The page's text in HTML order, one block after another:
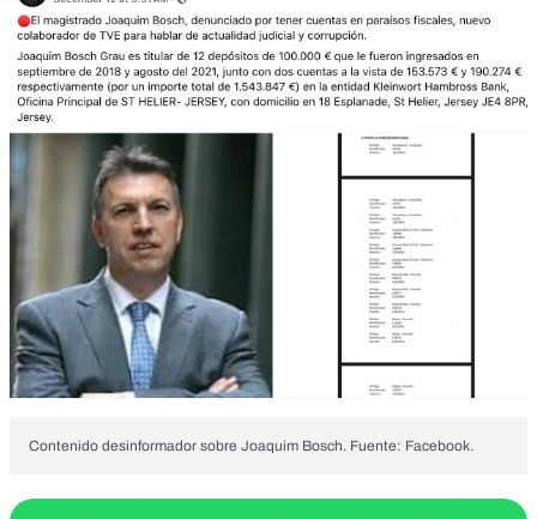
Contenido desinformador sobre Joaquim Bosch. Fuente: Facebook.